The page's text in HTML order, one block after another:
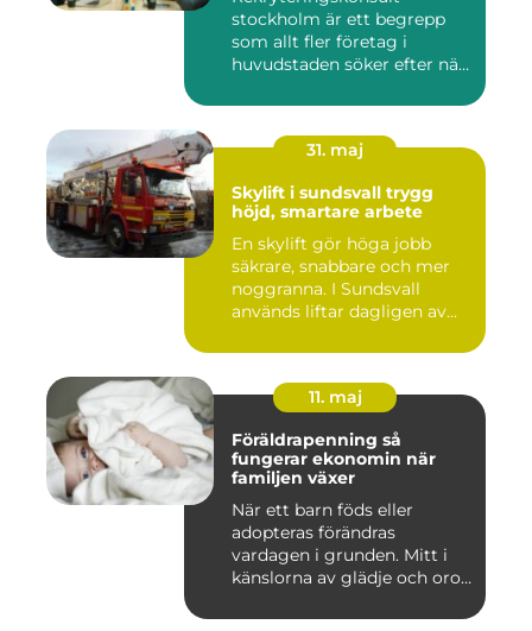
stockholm är ett begrepp
som allt fler företag i
huvudstaden söker efter när
31. maj
Skylift i sundsvall trygg
höjd, smartare arbete
En skylift gör höga jobb
säkrare, snabbare och mer
noggranna. I Sundsvall
används liftar dagligen av...
11. maj
Föräldrapenning så
fungerar ekonomin när
familjen växer
När ett barn föds eller
adopteras förändras
vardagen i grunden. Mitt i
känslorna av glädje och oro